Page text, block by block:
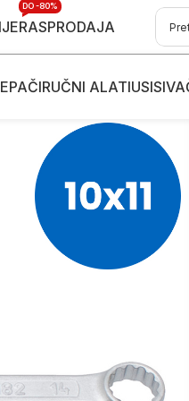
RASPRODAJA
DO -80%
RUČNI ALATI
okasti ključevi Okasti ključ